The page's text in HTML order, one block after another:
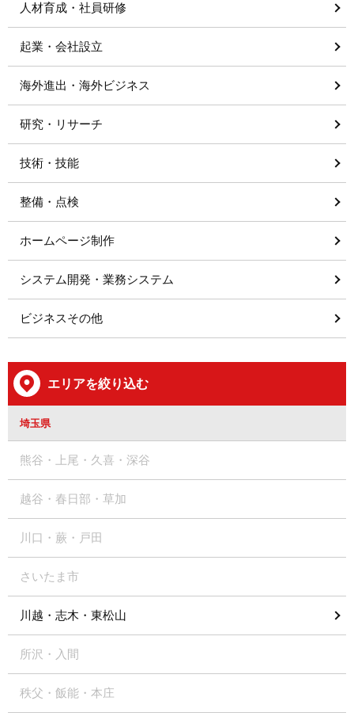
人材育成・社員研修
起業・会社設立
海外進出・海外ビジネス
研究・リサーチ
技術・技能
整備・点検
ホームページ制作
システム開発・業務システム
ビジネスその他
エリアを絞り込む
埼玉県
熊谷・上尾・久喜・深谷
越谷・春日部・草加
川口・蕨・戸田
さいたま市
川越・志木・東松山
所沢・入間
秩父・飯能・本庄